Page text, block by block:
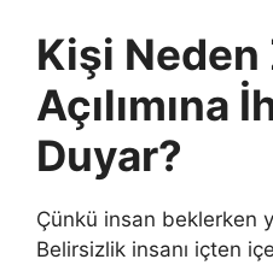
Kişi Neden
Açılımına
Duyar?
Çünkü insan beklerken
Belirsizlik insanı içten içe